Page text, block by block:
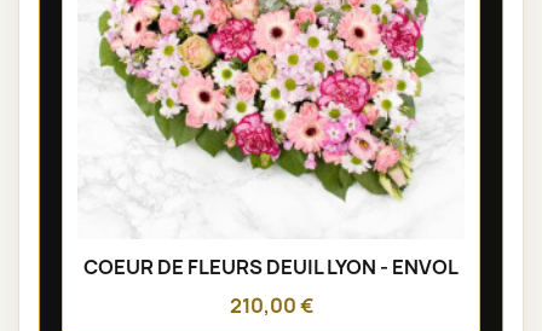
COEUR DE FLEURS DEUIL LYON - ENVOL
210,00 €